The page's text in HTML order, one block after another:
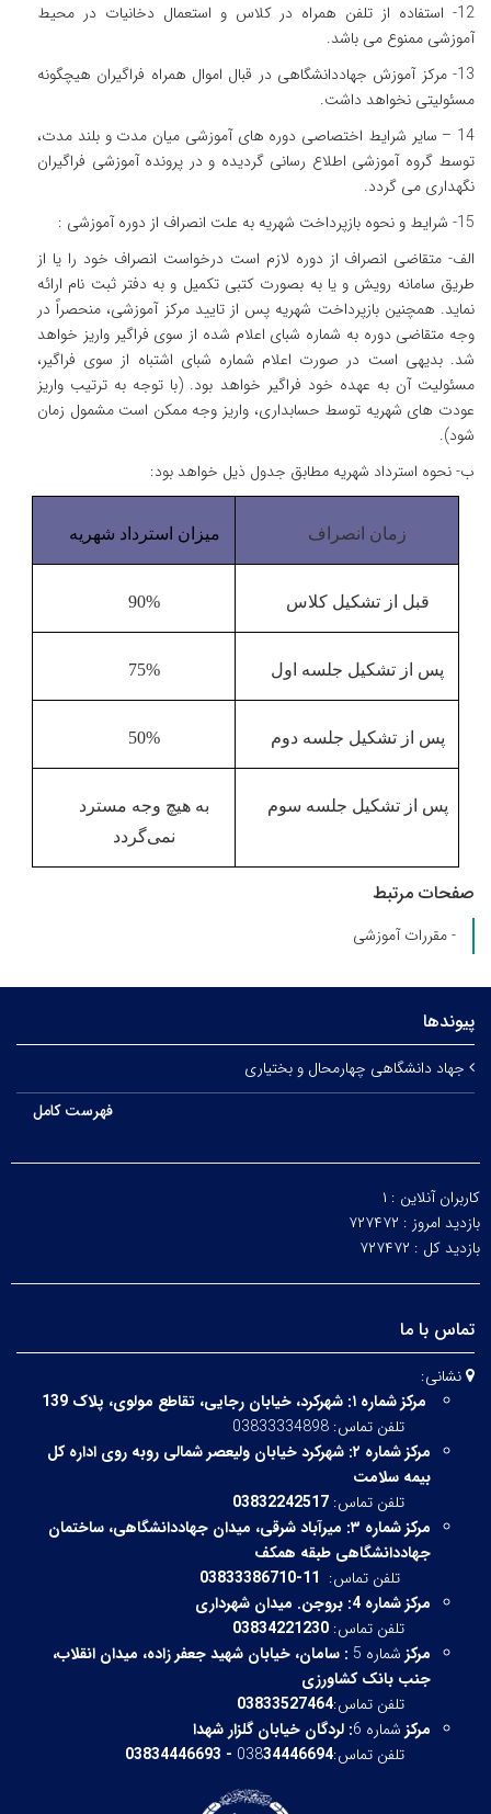
12- استفاده از تلفن همراه در کلاس و استعمال دخانیات در محیط
آموزشی ممنوع می باشد.
13- مرکز آموزش جهاددانشگاهی در قبال اموال همراه فراگیران هیچگونه
مسئولیتی نخواهد داشت.
14 – سایر شرایط اختصاصی دوره های آموزشی میان مدت و بلند مدت،
توسط گروه آموزشی اطلاع رسانی گردیده و در پرونده آموزشی فراگیران
نگهداری می گردد.
15- شرایط و نحوه بازپرداخت شهریه به علت انصراف از دوره آموزشی :
الف- متقاضی انصراف از دوره لازم است درخواست انصراف خود را یا از
طریق سامانه رویش و یا به بصورت کتبی تکمیل و به دفتر ثبت نام ارائه
نماید. همچنین بازپرداخت شهریه پس از تایید مرکز آموزشی، منحصراً در
وجه متقاضی دوره به شماره شبای اعلام شده از سوی فراگیر واریز خواهد
شد. بدیهی است در صورت اعلام شماره شبای اشتباه از سوی فراگیر،
مسئولیت آن به عهده خود فراگیر خواهد بود. (با توجه به ترتیب واریز
عودت های شهریه توسط حسابداری، واریز وجه ممکن است مشمول زمان
شود).
ب- نحوه استرداد شهریه مطابق جدول ذیل خواهد بود:
زمان انصراف میزان استرداد شهریه
قبل از تشکیل کلاس 90%
پس از تشکیل جلسه اول 75%
پس از تشکیل جلسه دوم 50%
پس از تشکیل جلسه سوم
به هیچ وجه مسترد
نمی‌گردد
صفحات مرتبط
- مقررات آموزشی
پیوندها
جهاد دانشگاهی چهارمحال و بختیاری
فهرست کامل
کاربران آنلاین : ۱
بازدید امروز : ۷۲۷۴۷۲
بازدید کل : ۷۲۷۴۷۲
تماس با ما
نشانی:
مرکز شماره ۱:
شهرکرد، خیابان رجایی، تقاطع مولوی، پلاک 139
تلفن تماس: 03833334898
مرکز شماره ۲:
شهرکرد خیابان ولیعصر شمالی روبه روی اداره کل
بیمه سلامت
تلفن تماس: 03832242517
مرکز شماره ۳:
میرآباد شرقی، میدان جهاددانشگاهی، ساختمان
جهاددانشگاهی طبقه همکف
تلفن تماس:
مرکز شماره 4: بروجن. میدان شهرداری
تلفن تماس: 03834221230
مرکز شماره 5 : سامان، خیابان شهید جعفر زاده، میدان انقلاب،
جنب بانک کشاورزی
تلفن تماس:03833527464
مرکز شماره 6 : لردگان خیابان گلزار شهدا
تلفن تماس:03834446694 - 03834446693